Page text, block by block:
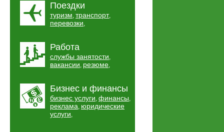
Поездки
туризм, транспорт,
перевозки,
Работа
службы занятости,
вакансии, резюме,
Бизнес и финансы
бизнес услуги, финансы,
реклама, юридические
услуги,